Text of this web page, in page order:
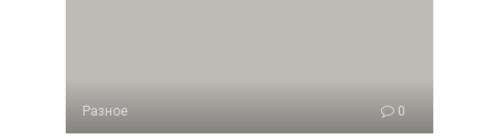
Разное 0